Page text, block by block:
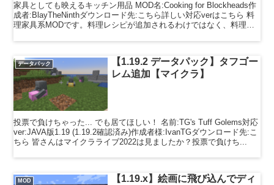
家具としても映えるキッチン用品 MOD名:Cooking for Blockheads作
成者:BlayTheNinthダウンロード先:こちら詳しい対応verはこちら 料
理家具系MODです。料理レシピが追加されるわけではなく、料理を
データパック
【1.19.2 データパック】タフゴー
レム追加【マイクラ】
投票で負けちゃった... でも居てほしい！ 名前:TG's Tuff Golems対応
ver:JAVA版1.19 (1.19.2確認済み)作成者様:IvanTGダウンロード先:こ
ちら 皆さんはマイクラライブ2022は見ましたか？投票で負けち...
MOD 【1.19.x】絵画に飛び込んでディ